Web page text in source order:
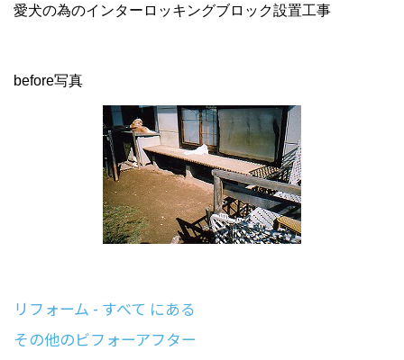
愛犬の為のインターロッキングブロック設置工事
before写真
リフォーム - すべて にある
その他のビフォーアフター